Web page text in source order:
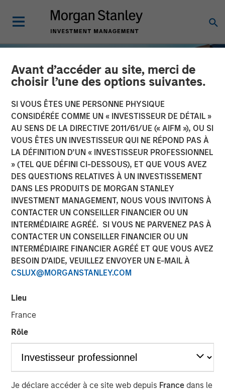
Avant d’accéder au site, merci de
choisir l’une des options suivantes.
SI VOUS ÊTES UNE PERSONNE PHYSIQUE
CONSIDÉRÉE COMME UN « INVESTISSEUR DE DÉTAIL »
AU SENS DE LA DIRECTIVE 2011/61/UE (« AIFM »), OU SI
VOUS ÊTES UN INVESTISSEUR QUI NE RÉPOND PAS À
LA DÉFINITION D’UN « INVESTISSEUR PROFESSIONNEL
» (TEL QUE DÉFINI CI-DESSOUS), ET QUE VOUS AVEZ
DES QUESTIONS RELATIVES À UN INVESTISSEMENT
DANS LES PRODUITS DE MORGAN STANLEY
INVESTMENT MANAGEMENT, NOUS VOUS INVITONS À
CONTACTER UN CONSEILLER FINANCIER OU UN
INTERMÉDIAIRE AGRÉÉ. SI VOUS NE PARVENEZ PAS À
CONTACTER UN CONSEILLER FINANCIER OU UN
INTERMÉDIAIRE FINANCIER AGRÉÉ ET QUE VOUS AVEZ
BESOIN D’AIDE, VEUILLEZ ENVOYER UN E-MAIL À
CSLUX@MORGANSTANLEY.COM
Lieu
France
Rôle
Je déclare accéder à ce site web depuis France dans le
INSIGHTS
Working doesn’t pay in the
UK
06 OCTOBRE 2025
The UK gilt market is nervous about November’s fall
budget. Will Rachel Reeves, Chancellor of the Exchequer,
be able to come up with measures to hit the
promises not to raise certain taxes?
The near-term nervousness just underscores broader
market concern over the UK’s ability to generate